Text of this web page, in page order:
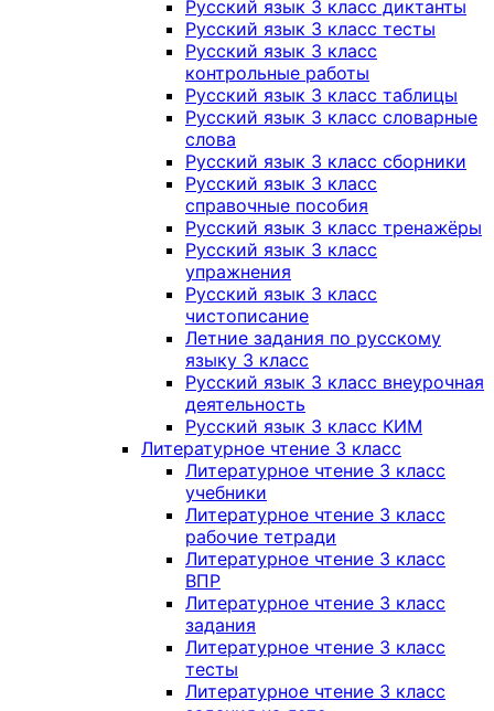
Русский язык 3 класс диктанты
Русский язык 3 класс тесты
Русский язык 3 класс
контрольные работы
Русский язык 3 класс таблицы
Русский язык 3 класс словарные
слова
Русский язык 3 класс сборники
Русский язык 3 класс
справочные пособия
Русский язык 3 класс тренажёры
Русский язык 3 класс
упражнения
Русский язык 3 класс
чистописание
Летние задания по русскому
языку 3 класс
Русский язык 3 класс внеурочная
деятельность
Русский язык 3 класс КИМ
Литературное чтение 3 класс
Литературное чтение 3 класс
учебники
Литературное чтение 3 класс
рабочие тетради
Литературное чтение 3 класс
ВПР
Литературное чтение 3 класс
задания
Литературное чтение 3 класс
тесты
Литературное чтение 3 класс